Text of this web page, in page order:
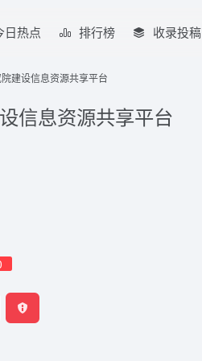
日热点 排行榜 收录投稿
建设信息资源共享平台
信息资源共享平台